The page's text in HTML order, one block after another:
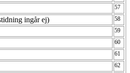
57
ingår ej) 58
59
60
61
62